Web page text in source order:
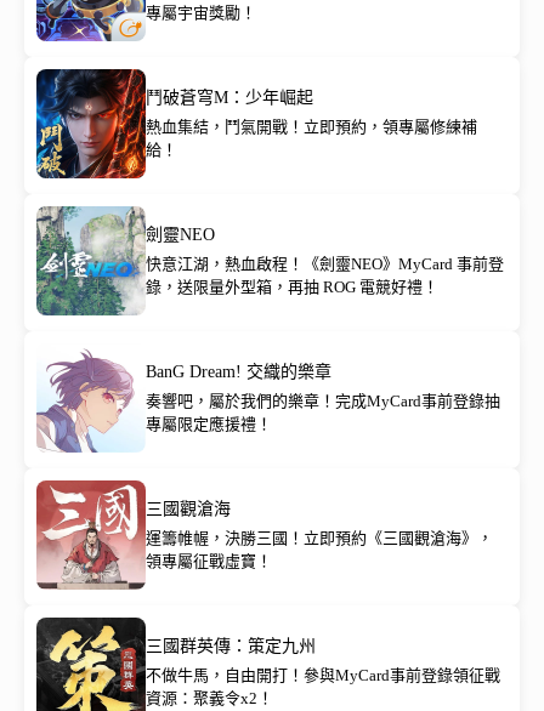
專屬宇宙獎勵！
鬥破蒼穹M：少年崛起
熱血集結，鬥氣開戰！立即預約，領專屬修練補
給！
劍靈NEO
快意江湖，熱血啟程！《劍靈NEO》MyCard 事前登
錄，送限量外型箱，再抽 ROG 電競好禮！
BanG Dream! 交織的樂章
奏響吧，屬於我們的樂章！完成MyCard事前登錄抽
專屬限定應援禮！
三國觀滄海
運籌帷幄，決勝三國！立即預約《三國觀滄海》，
領專屬征戰虛寶！
三國群英傳：策定九州
不做牛馬，自由開打！參與MyCard事前登錄領征戰
資源：聚義令x2！